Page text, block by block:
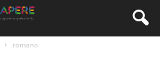
romano